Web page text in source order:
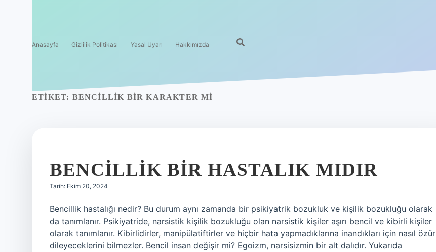
Anasayfa Gizlilik Politikası Yasal Uyarı Hakkımızda
ETIKET: BENCILLIK BIR KARAKTER MI
BENCILLIK BIR HASTALIK MIDIR
Tarih: Ekim 20, 2024
Bencillik hastalığı nedir? Bu durum aynı zamanda bir psikiyatrik bozukluk ve kişilik bozukluğu olarak
da tanımlanır. Psikiyatride, narsistik kişilik bozukluğu olan narsistik kişiler aşırı bencil ve kibirli kişiler
olarak tanımlanır. Kibirlidirler, manipülatiftirler ve hiçbir hata yapmadıklarına inandıkları için nasıl özür
dileyeceklerini bilmezler. Bencil insan değişir mi? Egoizm, narsisizmin bir alt dalıdır. Yukarıda